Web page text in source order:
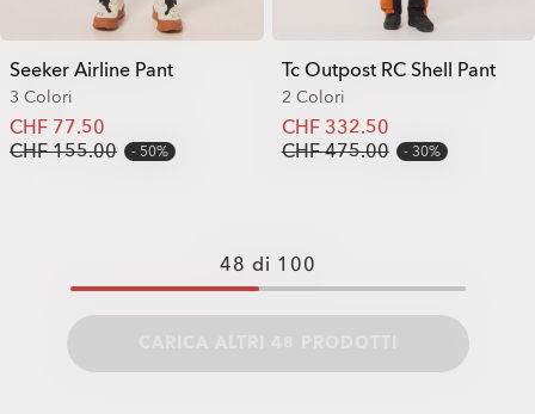
Seeker Airline Pant
3 Colori
CHF 77.50
CHF 155.00
50%
Tc Outpost RC Shell Pant
2 Colori
CHF 332.50
CHF 475.00
30%
48 di 100